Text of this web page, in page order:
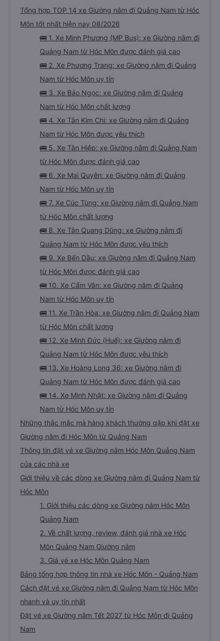
Tổng hợp TOP 14 xe Giường nằm đi Quảng Nam từ Hóc
Môn tốt nhất hiện nay 08/2026
🚌 1. Xe Minh Phương (MP Bus): xe Giường nằm đi
Quảng Nam từ Hóc Môn được đánh giá cao
🚌 2. Xe Phương Trang: xe Giường nằm đi Quảng
Nam từ Hóc Môn uy tín
🚌 3. Xe Bảo Ngọc: xe Giường nằm đi Quảng
Nam từ Hóc Môn chất lượng
🚌 4. Xe Tân Kim Chi: xe Giường nằm đi Quảng
Nam từ Hóc Môn được yêu thích
🚌 5. Xe Tân Hiệp: xe Giường nằm đi Quảng Nam
từ Hóc Môn được đánh giá cao
🚌 6. Xe Mai Quyên: xe Giường nằm đi Quảng
Nam từ Hóc Môn uy tín
🚌 7. Xe Cúc Tùng: xe Giường nằm đi Quảng Nam
từ Hóc Môn chất lượng
🚌 8. Xe Tân Quang Dũng: xe Giường nằm đi
Quảng Nam từ Hóc Môn được yêu thích
🚌 9. Xe Bến Dầu: xe Giường nằm đi Quảng Nam
từ Hóc Môn được đánh giá cao
🚌 10. Xe Cẩm Vân: xe Giường nằm đi Quảng
Nam từ Hóc Môn uy tín
🚌 11. Xe Trần Hòa: xe Giường nằm đi Quảng Nam
từ Hóc Môn chất lượng
🚌 12. Xe Minh Đức (Huế): xe Giường nằm đi
Quảng Nam từ Hóc Môn được yêu thích
🚌 13. Xe Hoàng Long 36: xe Giường nằm đi
Quảng Nam từ Hóc Môn được đánh giá cao
🚌 14. Xe Minh Nhật: xe Giường nằm đi Quảng
Nam từ Hóc Môn uy tín
Những thắc mắc mà hàng khách thường gặp khi đặt xe
Giường nằm đi Hóc Môn từ Quảng Nam
Thông tin đặt vé xe Giường nằm Hóc Môn Quảng Nam
của các nhà xe
Giới thiệu về các dòng xe Giường nằm đi Quảng Nam từ
Hóc Môn
1. Giới thiệu các dòng xe Giường nằm Hóc Môn
Quảng Nam
2. Về chất lượng, review, đánh giá nhà xe Hóc
Môn Quảng Nam Giường nằm
3. Giá vé xe Hóc Môn Quảng Nam
Bảng tổng hợp thông tin nhà xe Hóc Môn - Quảng Nam
Cách đặt vé xe Giường nằm đi Quảng Nam từ Hóc Môn
nhanh và uy tín nhất
Đặt vé xe Giường nằm Tết 2027 từ Hóc Môn đi Quảng
Nam